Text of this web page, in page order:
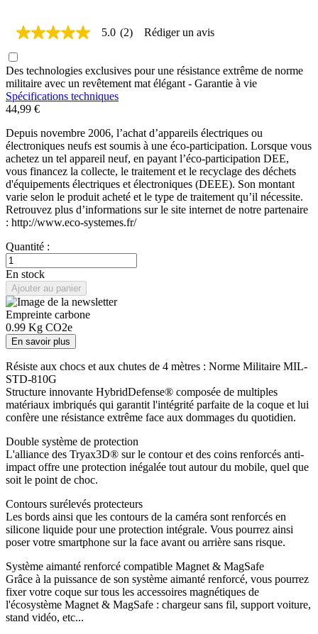
5.0
sur
5,
valeur
de
la
note
moyenne.
Read
2
Reviews.
Lien
sur
la
même
page.
5.0 (2) Rédiger un avis
Des technologies exclusives pour une résistance extrême de norme
militaire avec un revêtement mat élégant - Garantie à vie
Spécifications techniques
44,99 €
Depuis novembre 2006, l’achat d’appareils électriques ou
électroniques neufs est soumis à une éco-participation. Lorsque vous
achetez un tel appareil neuf, en payant l’éco-participation DEE,
vous financez la collecte, le traitement et le recyclage des déchets
d'équipements électriques et électroniques (DEEE). Son montant
varie selon le produit acheté et le type de traitement qu’il nécessite.
Retrouvez plus d’informations sur le site internet de notre partenaire
: http://www.eco-systemes.fr/
Quantité :
En stock
Ajouter au panier
Empreinte carbone
0.99 Kg CO2e
En savoir plus
Résiste aux chocs et aux chutes de 4 mètres : Norme Militaire MIL-
STD-810G
Structure innovante HybridDefense® composée de multiples
matériaux imbriqués qui garantit l'intégrité parfaite de la coque et lui
confère une résistance extrême face aux dommages du quotidien.
Double système de protection
L'alliance des Tryax3D® sur le contour et des coins renforcés anti-
impact offre une protection inégalée tout autour du mobile, quel que
soit le point de choc.
Contours surélevés protecteurs
Les bords ainsi que les contours de la caméra sont renforcés en
silicone liquide pour une protection intégrale. Vous pourrez ainsi
poser votre smartphone sur la face avant ou arrière sans risque.
Système aimanté renforcé compatible Magnet & MagSafe
Grâce à la puissance de son système aimanté renforcé, vous pourrez
fixer votre coque sur tous les accessoires magnétiques de
l'écosystème Magnet & MagSafe : chargeur sans fil, support voiture,
stand vidéo, etc...